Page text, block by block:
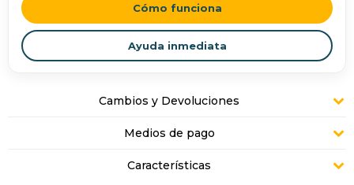
Cómo funciona
Ayuda inmediata
Cambios y Devoluciones
Medios de pago
Características